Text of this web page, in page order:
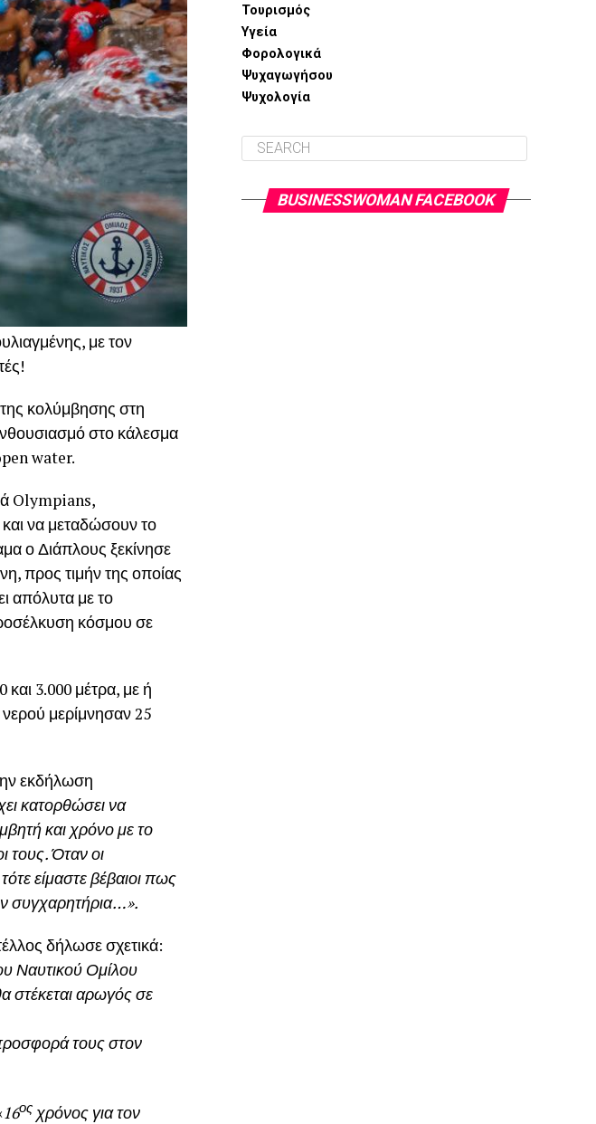
με τον
κολύμβησης στη
στο κάλεσμα
water.
Olympians,
να μεταδώσουν το
ο Διάπλους ξεκίνησε
προς τιμήν της οποίας
απόλυτα με το
κόσμου σε
και 3.000 μέτρα, με ή
μερίμνησαν 25
εκδήλωση
κατορθώσει να
και χρόνο με το
τους. Όταν οι
είμαστε βέβαιοι πως
συγχαρητήρια…».
δήλωσε σχετικά:
Ναυτικού Ομίλου
στέκεται αρωγός σε
τους στον
16ος χρόνος για τον
Τουρισμός
Υγεία
Φορολογικά
Ψυχαγωγήσου
Ψυχολογία
BUSINESSWOMAN FACEBOOK